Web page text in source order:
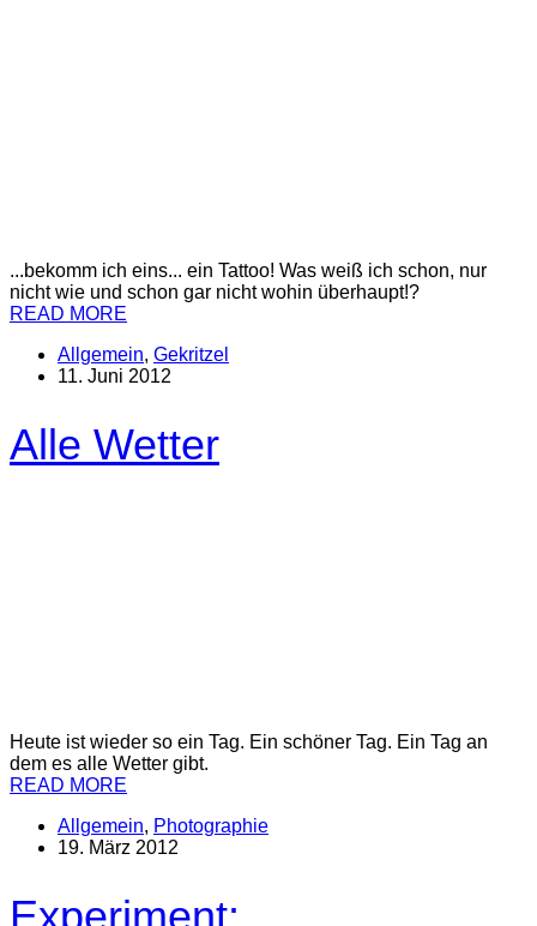
...bekomm ich eins... ein Tattoo! Was weiß ich schon, nur
nicht wie und schon gar nicht wohin überhaupt!?
READ MORE
Allgemein, Gekritzel
11. Juni 2012
Alle Wetter
Heute ist wieder so ein Tag. Ein schöner Tag. Ein Tag an
dem es alle Wetter gibt.
READ MORE
Allgemein, Photographie
19. März 2012
Experiment: